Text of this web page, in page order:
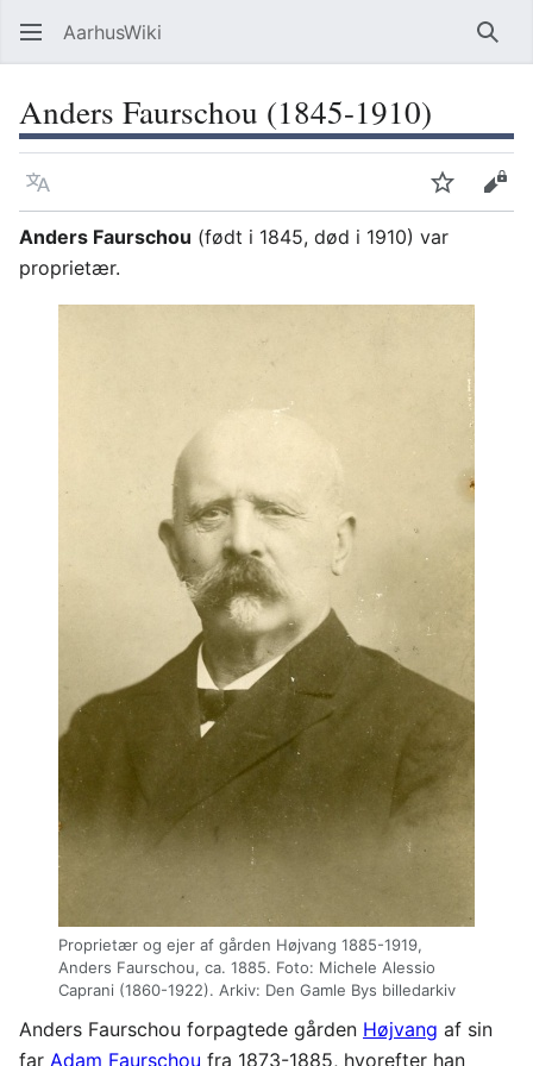
AarhusWiki Søg
Anders Faurschou (1845-1910)
Sprog OvervågVis
Anders Faurschou (født i 1845, død i 1910) var
proprietær.
Proprietær og ejer af gården Højvang 1885-1919,
Anders Faurschou, ca. 1885. Foto: Michele Alessio
Caprani (1860-1922). Arkiv: Den Gamle Bys billedarkiv
Anders Faurschou forpagtede gården Højvang af sin
far Adam Faurschou fra 1873-1885, hvorefter han